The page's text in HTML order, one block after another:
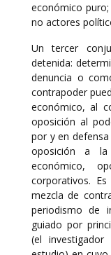
económico
no actores
Un tercer
detenida:
denuncia o
contrapoder
económico, al
oposición al
por y en
oposición a
económico,
corporativos.
mezcla de
periodismo de
guiado por
(el